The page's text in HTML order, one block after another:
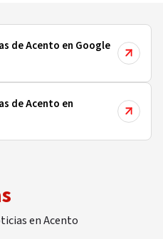
de Acento en Google
de Acento en